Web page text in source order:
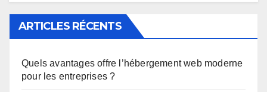
ARTICLES RÉCENTS
Quels avantages offre l’hébergement web moderne
pour les entreprises ?